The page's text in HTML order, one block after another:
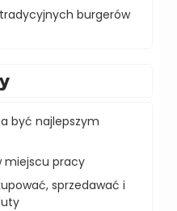
burgerów
być najlepszym
miejscu pracy
sprzedawać i